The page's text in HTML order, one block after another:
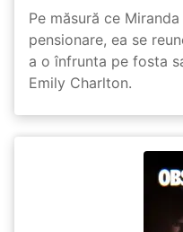
Pe măsură ce
pensionare, ea se
a o înfrunta pe fosta
Emily Charlton.